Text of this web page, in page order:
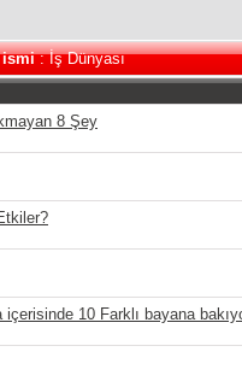
ismi: İş Dünyası
8 Şey
10 Farklı bayana